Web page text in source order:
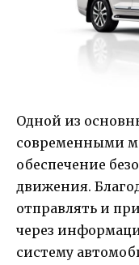
Одной из
современными
обеспечение
движения.
отправлять и
через
систему